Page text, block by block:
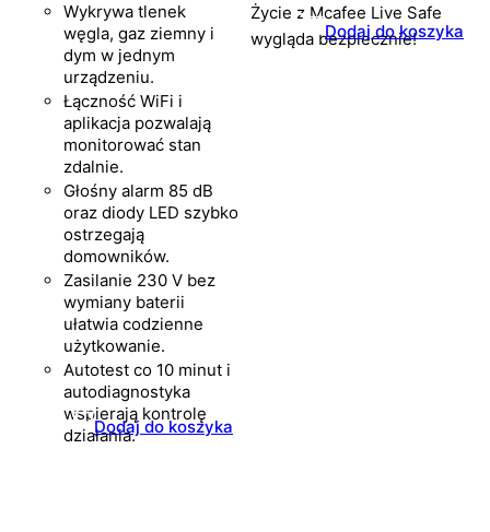
Wykrywa tlenek
węgla, gaz ziemny i
dym w jednym
urządzeniu.
Łączność WiFi i
aplikacja pozwalają
monitorować stan
zdalnie.
Głośny alarm 85 dB
oraz diody LED szybko
ostrzegają
domowników.
Zasilanie 230 V bez
wymiany baterii
ułatwia codzienne
użytkowanie.
Autotest co 10 minut i
autodiagnostyka
wspierają kontrolę
działania.
Dodaj do koszyka
Życie z Mcafee Live Safe
wygląda bezpiecznie!
Dodaj do koszyka